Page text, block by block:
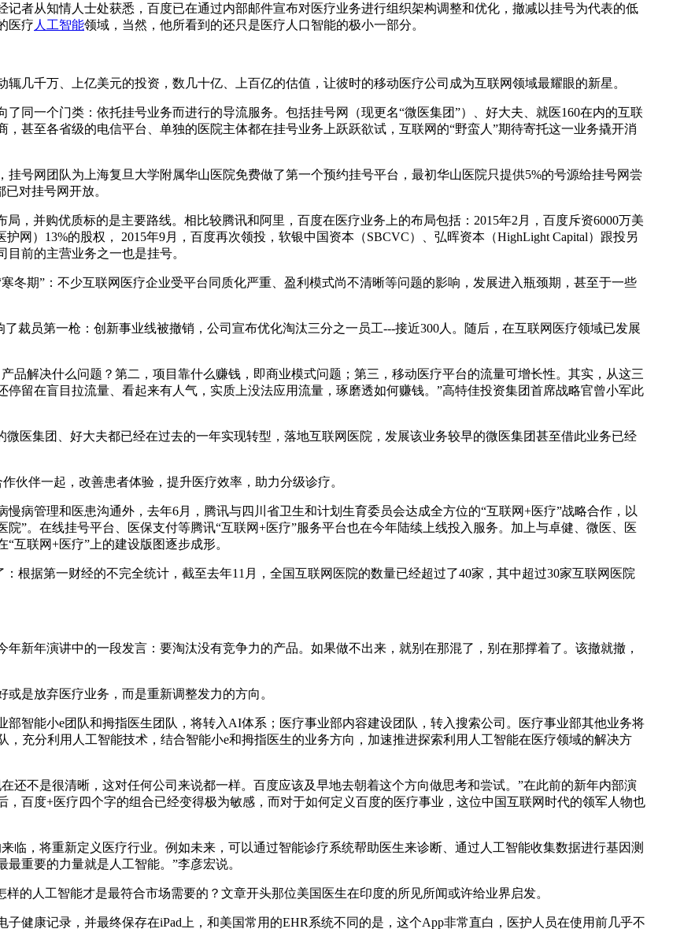
从知情人士处获悉，百度已在通过内部邮件宣布对医疗业务进行组织架构调整和优化，撤减以挂号为代表的低
医疗 人工智能领域，当然，他所看到的还只是医疗人口智能的极小一部分。
千万、上亿美元的投资，数几十亿、上百亿的估值，让彼时的移动医疗公司成为互联网领域最耀眼的新星。
一个门类：依托挂号业务而进行的导流服务。包括挂号网（现更名“微医集团”）、好大夫、就医160在内的互联
甚至各省级的电信平台、单独的医院主体都在挂号业务上跃跃欲试，互联网的“野蛮人”期待寄托这一业务撬开消
网团队为上海复旦大学附属华山医院免费做了第一个预约挂号平台，最初华山医院只提供5%的号源给挂号网尝
对挂号网开放。
并购优质标的是主要路线。相比较腾讯和阿里，百度在医疗业务上的布局包括：2015年2月，百度斥资6000万美
网）13%的股权， 2015年9月，百度再次领投，软银中国资本（SBCVC）、弘晖资本（HighLight Capital）跟投另
前的主营业务之一也是挂号。
期”：不少互联网医疗企业受平台同质化严重、盈利模式尚不清晰等问题的影响，发展进入瓶颈期，甚至于一些
裁员第一枪：创新事业线被撤销，公司宣布优化淘汰三分之一员工---接近300人。随后，在互联网医疗领域已发展
解决什么问题？第二，项目靠什么赚钱，即商业模式问题；第三，移动医疗平台的流量可增长性。其实，从这三
留在盲目拉流量、看起来有人气，实质上没法应用流量，琢磨透如何赚钱。”高特佳投资集团首席战略官曾小军此
集团、好大夫都已经在过去的一年实现转型，落地互联网医院，发展该业务较早的微医集团甚至借此业务已经
伴一起，改善患者体验，提升医疗效率，助力分级诊疗。
管理和医患沟通外，去年6月，腾讯与四川省卫生和计划生育委员会达成全方位的“互联网+医疗”战略合作，以
”。在线挂号平台、医保支付等腾讯“互联网+医疗”服务平台也在今年陆续上线投入服务。加上与卓健、微医、医
互联网+医疗”上的建设版图逐步成形。
据第一财经的不完全统计，截至去年11月，全国互联网医院的数量已经超过了40家，其中超过30家互联网医院
年演讲中的一段发言：要淘汰没有竞争力的产品。如果做不出来，就别在那混了，别在那撑着了。该撤就撤，
是放弃医疗业务，而是重新调整发力的方向。
能小e团队和拇指医生团队，将转入AI体系；医疗事业部内容建设团队，转入搜索公司。医疗事业部其他业务将
充分利用人工智能技术，结合智能小e和拇指医生的业务方向，加速推进探索利用人工智能在医疗领域的解决方
不是很清晰，这对任何公司来说都一样。百度应该及早地去朝着这个方向做思考和尝试。”在此前的新年内部演
百度+医疗四个字的组合已经变得极为敏感，而对于如何定义百度的医疗事业，这位中国互联网时代的领军人物也
，将重新定义医疗行业。例如未来，可以通过智能诊疗系统帮助医生来诊断、通过人工智能收集数据进行基因测
重要的力量就是人工智能。”李彦宏说。
人工智能才是最符合市场需要的？文章开头那位美国医生在印度的所见所闻或许给业界启发。
康记录，并最终保存在iPad上，和美国常用的EHR系统不同的是，这个App非常直白，医护人员在使用前几乎不